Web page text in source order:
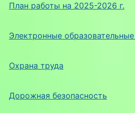
План работы на 2025-2026 г.
Электронные
Охрана труда
Дорожная безопасность